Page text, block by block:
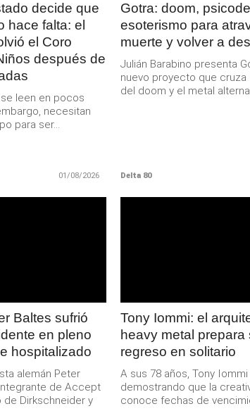
decide que
hace falta: el
el Coro
después de
leen en pocos
necesitan
para ser...
01/08/2026
Gotra: doom,
esoterismo para
muerte y volver a
Julián Barabino presenta
nuevo proyecto que cruza
del doom y el metal
Delta 80
Baltes sufrió
en pleno
hospitalizado
alemán Peter
de Accept
Dirkschneider y
Tony Iommi: el
heavy metal prepara
regreso en solitario
A sus 78 años, Tony
demostrando que la
conoce fechas de